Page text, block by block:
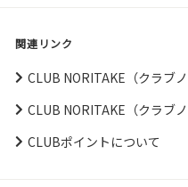
関連リンク
CLUB NORITAKE（クラブ
CLUB NORITAKE（クラブ
CLUBポイントについて